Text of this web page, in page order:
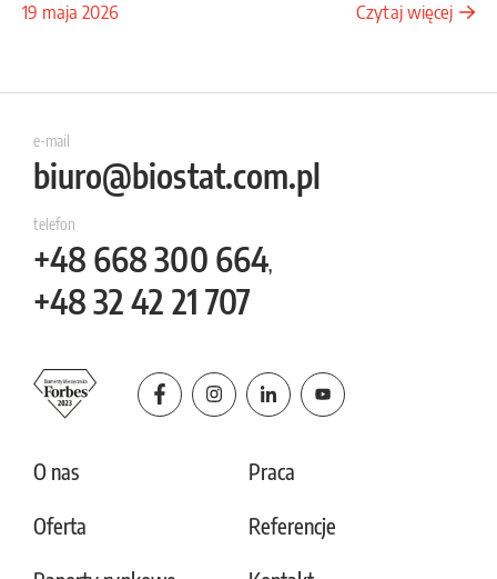
19 maja 2026 Czytaj więcej
e-mail
biuro@biostat.com.pl
telefon
+48 668 300 664,
+4832 42 21 707
O nas
Oferta
Praca
Referencje